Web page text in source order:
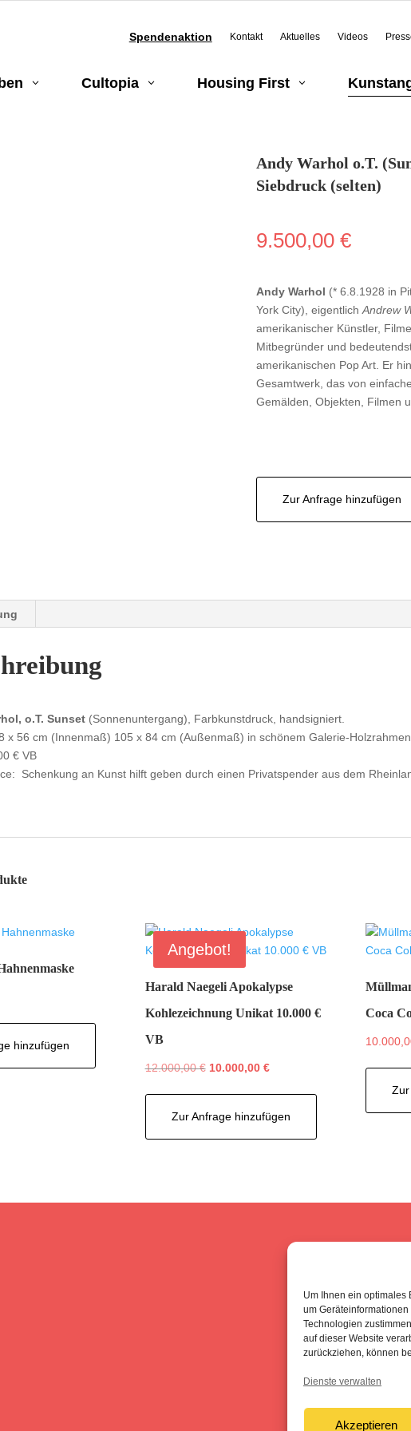
Um Ihnen ein optimales
um
Technologien
auf dieser Website
zurückziehen, können
Dienste verwalten
Akzeptieren
Spendenaktion Kontakt Aktuelles Videos
3 Cultopia 3 Housing First 3
Andy Warhol o.T.
Siebdruck (selten)
9.500,00€
Andy Warhol (* 6.8.1928 in
York City), eigentlichAndrew
amerikanischer Künstler,
Mitbegründer und
amerikanischen Pop Art. Er
Gesamtwerk, das von
Gemälden, Objekten, Filmen
Zur Anfrage hinzufügen
o.T. Sunset (Sonnenuntergang), Farbkunstdruck, handsigniert.
x 56 cm (Innenmaß) 105 x 84 cm (Außenmaß) in schönem Galerie-Holzrahmen.
€ VB
Schenkung an Kunst hilft geben durch einen Privatspender aus dem
hinzufügen
Angebot!
Harald Naegeli Apokalypse
Kohlezeichnung Unikat 10.000 €
VB
12.000,00€ Ursprünglicher
12.000,00 €
10.000,00 €Aktueller
10.000,00 €.
Zur Anfrage hinzufügen
Coca
Zur